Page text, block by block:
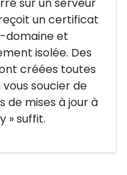
un certificat
domaine et
isolée. Des
créées toutes
vous soucier de
de mises à jour à
» suffit.